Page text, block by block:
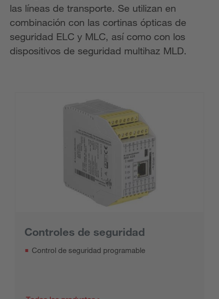
las líneas de transporte. Se utilizan en
combinación con las cortinas ópticas de
seguridad ELC y MLC, así como con los
dispositivos de seguridad multihaz MLD.
Controles de seguridad
Control de seguridad programable